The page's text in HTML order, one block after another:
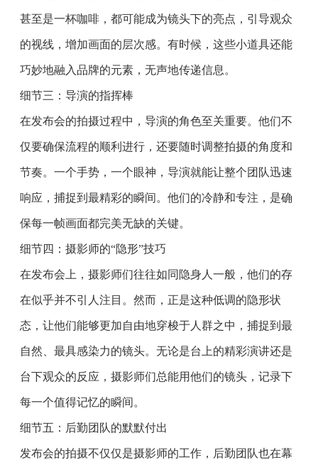
甚至是一杯咖啡，都可能成为镜头下的亮点，引导观众
的视线，增加画面的层次感。有时候，这些小道具还能
巧妙地融入品牌的元素，无声地传递信息。
细节三：导演的指挥棒
在发布会的拍摄过程中，导演的角色至关重要。他们不
仅要确保流程的顺利进行，还要随时调整拍摄的角度和
节奏。一个手势，一个眼神，导演就能让整个团队迅速
响应，捕捉到最精彩的瞬间。他们的冷静和专注，是确
保每一帧画面都完美无缺的关键。
细节四：摄影师的“隐形”技巧
在发布会上，摄影师们往往如同隐身人一般，他们的存
在似乎并不引人注目。然而，正是这种低调的隐形状
态，让他们能够更加自由地穿梭于人群之中，捕捉到最
自然、最具感染力的镜头。无论是台上的精彩演讲还是
台下观众的反应，摄影师们总能用他们的镜头，记录下
每一个值得记忆的瞬间。
细节五：后勤团队的默默付出
发布会的拍摄不仅仅是摄影师的工作，后勤团队也在幕